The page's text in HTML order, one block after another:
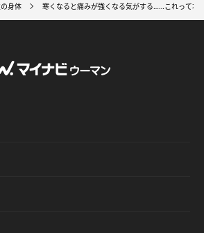
身体 寒くなると痛みが強くなる気がする……これって本